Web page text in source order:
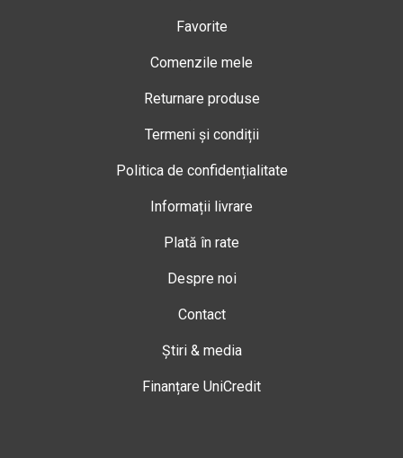
Favorite
Comenzile mele
Returnare produse
Termeni și condiții
Politica de confidențialitate
Informații livrare
Plată în rate
Despre noi
Contact
Știri & media
Finanțare UniCredit